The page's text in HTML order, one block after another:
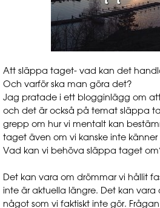
Att släppa taget- vad kan det
Och varför ska man göra det?
Jag pratade i ett blogginlägg om
och det är också på temat släppa
grepp om hur vi mentalt kan
taget även om vi kanske inte känner
Vad kan vi behöva släppa taget
Det kan vara om drömmar vi hållit
inte är aktuella längre. Det kan vara
något som vi faktiskt inte gör.